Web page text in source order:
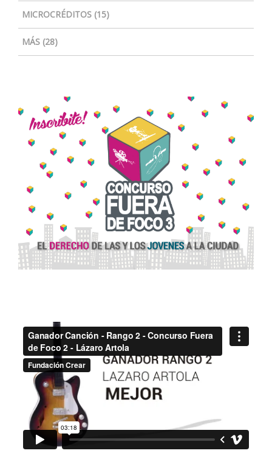
MICROCRÉDITOS (15)
MÁS (28)